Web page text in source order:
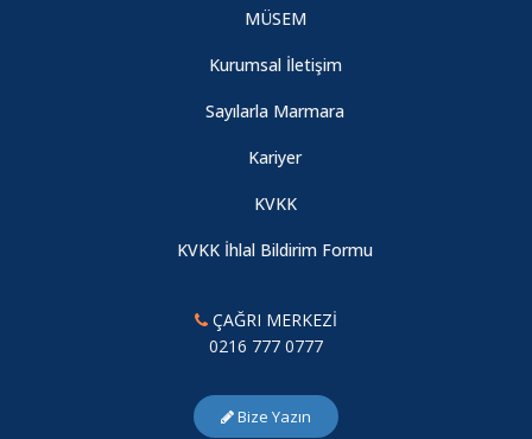
MÜSEM
Kurumsal İletişim
Sayılarla Marmara
Kariyer
KVKK
KVKK İhlal Bildirim Formu
ÇAĞRI MERKEZİ
0216 777 0777
Bize Yazın